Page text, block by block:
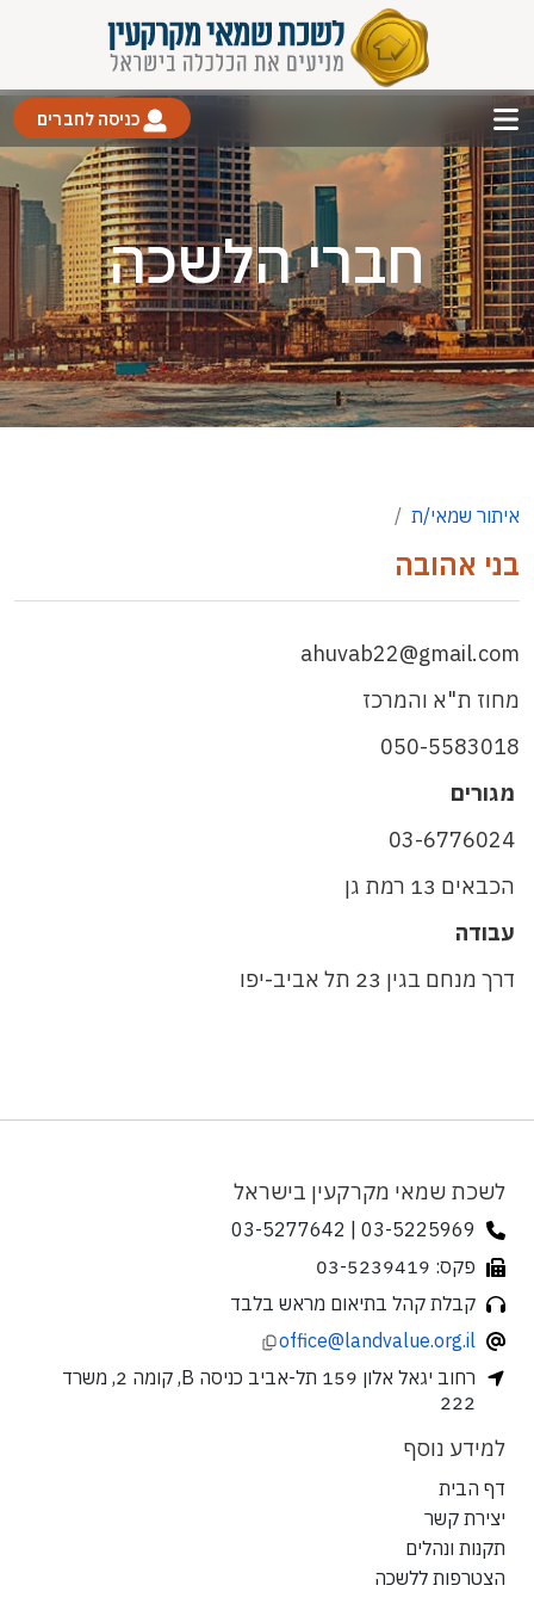
כניסה לחברים
חברי הלשכה
איתור שמאי/ת
בני אהובה
ahuvab22@gmail.com
מחוז ת"א והמרכז
050-5583018
מגורים
03-6776024
הכבאים 13 רמת גן
עבודה
דרך מנחם בגין 23 תל אביב-יפו
לשכת שמאי מקרקעין בישראל
03-5225969 | 03-5277642
פקס: 03-5239419
קבלת קהל בתיאום מראש בלבד
office@landvalue.org.il
רחוב יגאל אלון 159 תל-אביב כניסה B, קומה 2, משרד
222
למידע נוסף
דף הבית
יצירת קשר
תקנות ונהלים
הצטרפות ללשכה